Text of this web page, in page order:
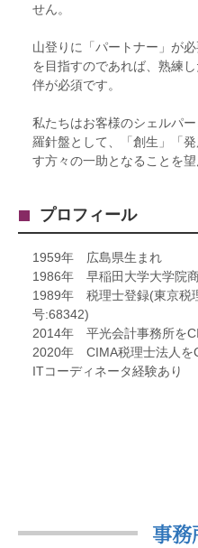
せん。
山登りに「パートナー」が
を目指すのであれば、熟練
伴が必須です。
私たちはお客様のシェルパ
羅針盤として、「創生」「
す方々の一助となることを望
プロフィール
1959年 広島県生まれ
1986年 早稲田大学大学院
1989年 税理士登録(東京税
号:68342)
2014年 平光会計事務所を
2020年 CIMA税理士法人を
ITコーディネータ経験あり
事務